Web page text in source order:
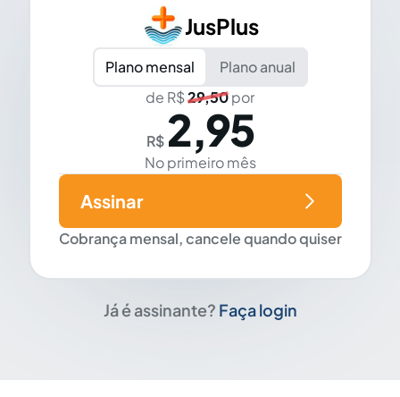
JusPlus
Plano mensal
Plano anual
de R$29,50por
R$ 2,95
No primeiro mês
Cobrança mensal, cancele quando quiser
Assinar
Já é assinante? Faça login